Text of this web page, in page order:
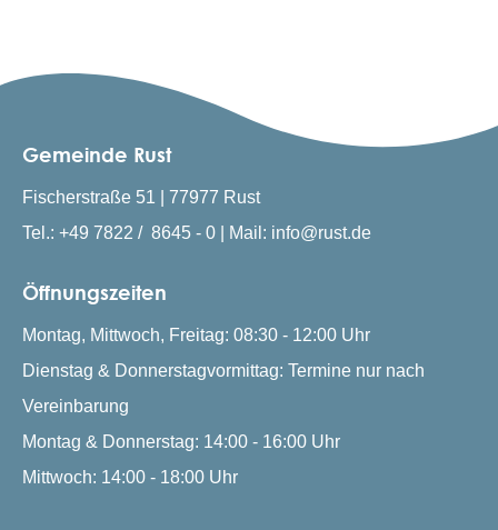
Gemeinde Rust
Fischerstraße 51 | 77977 Rust
Tel.: +49 7822 / 8645 - 0 | Mail: info@rust.de
Öffnungszeiten
Montag, Mittwoch, Freitag: 08:30 - 12:00 Uhr
Dienstag & Donnerstagvormittag: Termine nur nach
Vereinbarung
Montag & Donnerstag: 14:00 - 16:00 Uhr
Mittwoch: 14:00 - 18:00 Uhr